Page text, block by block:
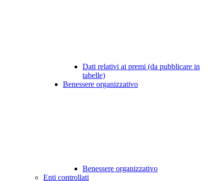
Dati relativi ai premi (da pubblicare in
tabelle)
Benessere organizzativo
Benessere organizzativo
Enti controllati